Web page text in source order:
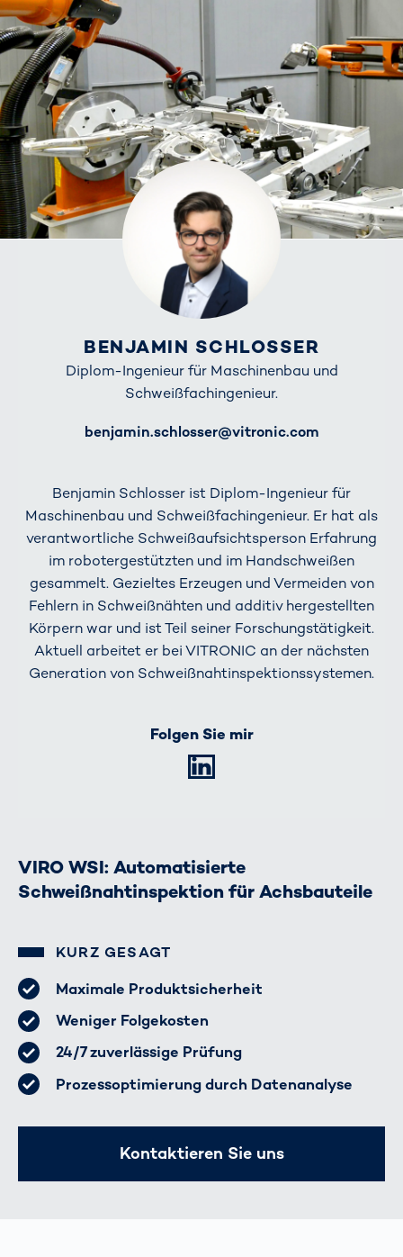
BENJAMIN SCHLOSSER
Diplom-Ingenieur für Maschinenbau und
Schweißfachingenieur.
benjamin.schlosser@vitronic.com
Benjamin Schlosser ist Diplom-Ingenieur für
Maschinenbau und Schweißfachingenieur. Er hat als
verantwortliche Schweißaufsichtsperson Erfahrung
im robotergestützten und im Handschweißen
gesammelt. Gezieltes Erzeugen und Vermeiden von
Fehlern in Schweißnähten und additiv hergestellten
Körpern war und ist Teil seiner Forschungstätigkeit.
Aktuell arbeitet er bei VITRONIC an der nächsten
Generation von Schweißnahtinspektionssystemen.
Folgen Sie mir
VIRO WSI: Automatisierte
Schweißnahtinspektion für Achsbauteile
KURZ GESAGT
Maximale Produktsicherheit
Weniger Folgekosten
24/7 zuverlässige Prüfung
Prozessoptimierung durch Datenanalyse
Kontaktieren Sie uns